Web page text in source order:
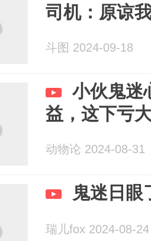
司机：原谅
斗图 2024-09-18
小伙鬼迷
益，这下亏
动物论 2024-08-31
鬼迷日眼
瑞儿fox 2024-08-24